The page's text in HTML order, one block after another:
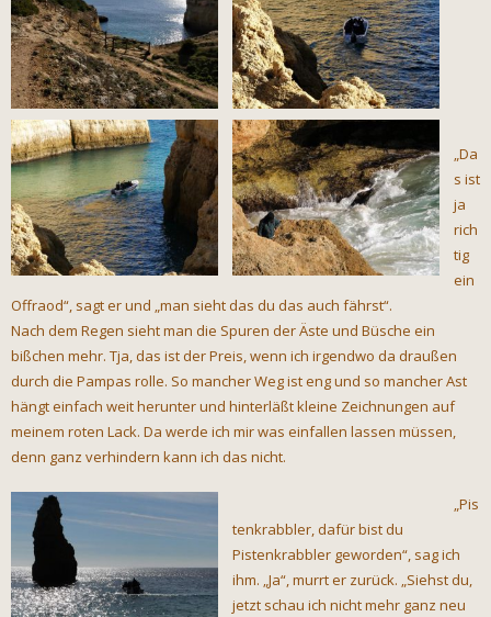
„Da
s ist
ja
rich
tig
ein
Offraod“, sagt er und „man sieht das du das auch fährst“.
Nach dem Regen sieht man die Spuren der Äste und Büsche ein
bißchen mehr. Tja, das ist der Preis, wenn ich irgendwo da draußen
durch die Pampas rolle. So mancher Weg ist eng und so mancher Ast
hängt einfach weit herunter und hinterläßt kleine Zeichnungen auf
meinem roten Lack. Da werde ich mir was einfallen lassen müssen,
denn ganz verhindern kann ich das nicht.
„Pis
tenkrabbler, dafür bist du
Pistenkrabbler geworden“, sag ich
ihm. „Ja“, murrt er zurück. „Siehst du,
jetzt schau ich nicht mehr ganz neu